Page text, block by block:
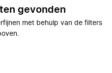
gevonden
met behulp van de filters